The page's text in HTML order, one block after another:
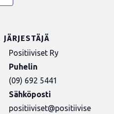
JÄRJESTÄJÄ
Positiiviset Ry
Puhelin
(09) 692 5441
Sähköposti
positiiviset@positiivise